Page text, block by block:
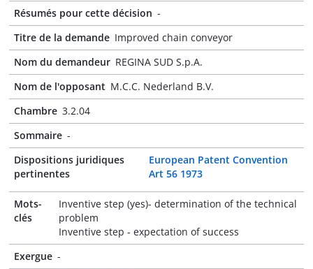
Résumés pour cette décision -
Titre de la demande Improved chain conveyor
Nom du demandeur REGINA SUD S.p.A.
Nom de l'opposant M.C.C. Nederland B.V.
Chambre 3.2.04
Sommaire -
Dispositions juridiques
pertinentes
European Patent Convention
Art 56 1973
Mots-
clés
Inventive step (yes)- determination of the technical
problem
Inventive step - expectation of success
Exergue -